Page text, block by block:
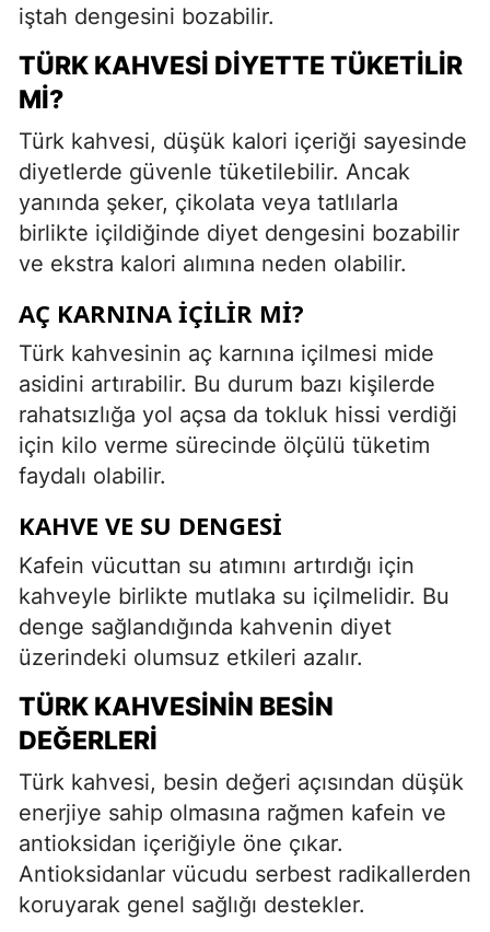
iştah dengesini bozabilir.
TÜRK KAHVESI DIYETTE TÜKETILIR
MI?
Türk kahvesi, düşük kalori içeriği sayesinde
diyetlerde güvenle tüketilebilir. Ancak
yanında şeker, çikolata veya tatlılarla
birlikte içildiğinde diyet dengesini bozabilir
ve ekstra kalori alımına neden olabilir.
AÇ KARNINA İÇILIR MI?
Türk kahvesinin aç karnına içilmesi mide
asidini artırabilir. Bu durum bazı kişilerde
rahatsızlığa yol açsa da tokluk hissi verdiği
için kilo verme sürecinde ölçülü tüketim
faydalı olabilir.
KAHVE VE SU DENGESI
Kafein vücuttan su atımını artırdığı için
kahveyle birlikte mutlaka su içilmelidir. Bu
denge sağlandığında kahvenin diyet
üzerindeki olumsuz etkileri azalır.
TÜRK KAHVESININ BESIN
DEĞERLERI
Türk kahvesi, besin değeri açısından düşük
enerjiye sahip olmasına rağmen kafein ve
antioksidan içeriğiyle öne çıkar.
Antioksidanlar vücudu serbest radikallerden
koruyarak genel sağlığı destekler.